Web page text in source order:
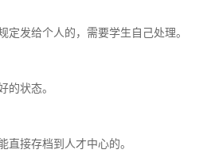
发给个人的，需要学生自己处理。
的状态。
接存档到人才中心的。